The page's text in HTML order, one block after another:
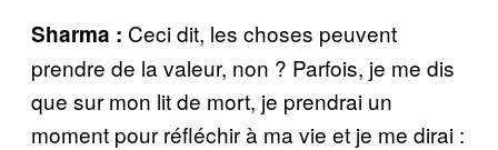
Sharma : Ceci dit, les choses peuvent
prendre de la valeur, non ? Parfois, je me dis
que sur mon lit de mort, je prendrai un
moment pour réfléchir à ma vie et je me dirai :